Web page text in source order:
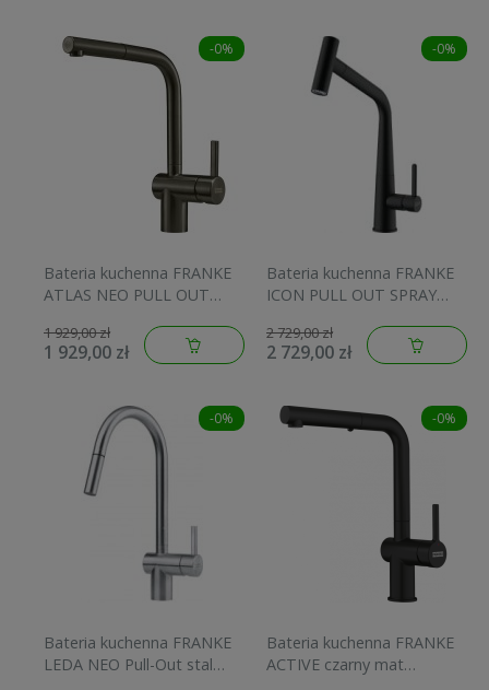
-0%
Bateria kuchenna FRANKE
ATLAS NEO PULL OUT
1 929,00 zł
1 929,00 zł
-0%
Bateria kuchenna FRANKE
ICON PULL OUT SPRAY
2 729,00 zł
2 729,00 zł
-0%
Bateria kuchenna FRANKE
LEDA NEO Pull-Out stal
-0%
Bateria kuchenna FRANKE
ACTIVE czarny mat